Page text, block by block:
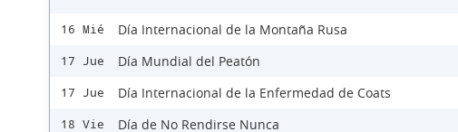
16 Mié Día Internacional de la Montaña Rusa
17 Jue Día Mundial del Peatón
17 Jue Día Internacional de la Enfermedad de Coats
18 Vie Día de No Rendirse Nunca